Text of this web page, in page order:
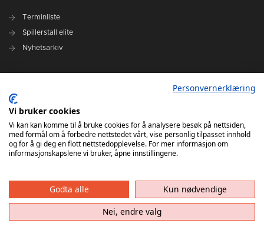
Terminliste
Spillerstall elite
Nyhetsarkiv
Instagram Elite
Instagram Rekrutt
Facebook
Personvernerklæring
Vi bruker cookies
Vi kan kan komme til å bruke cookies for å analysere besøk på nettsiden,
med formål om å forbedre nettstedet vårt, vise personlig tilpasset innhold
og for å gi deg en flott nettstedopplevelse. For mer informasjon om
informasjonskapslene vi bruker, åpne innstillingene.
Godta alle
Kun nødvendige
Nei, endre valg